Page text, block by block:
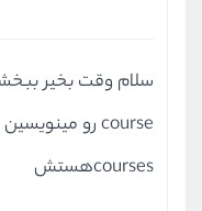
coursesهستش